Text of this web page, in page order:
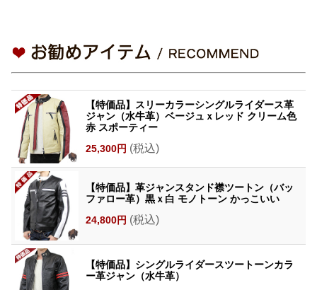
【特価品】スリーカラーシングルライダース革
ジャン（水牛革）ベージュｘレッド クリーム色
赤 スポーティー
25,300円 (税込)
【特価品】革ジャンスタンド襟ツートン（バッ
ファロー革）黒ｘ白 モノトーン かっこいい
24,800円 (税込)
【特価品】シングルライダースツートーンカラ
ー革ジャン（水牛革）